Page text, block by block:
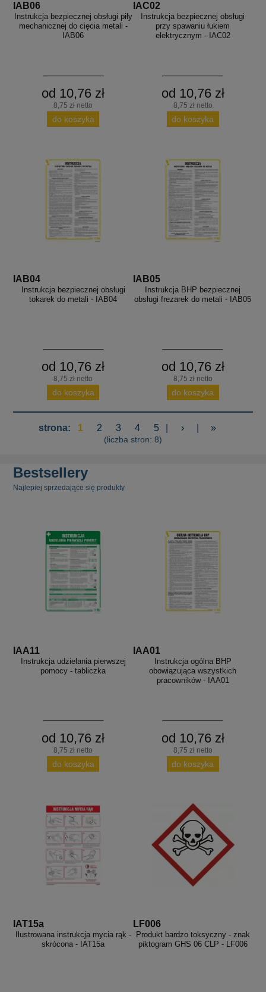
IAB06
Instrukcja bezpiecznej obsługi piły
mechanicznej do cięcia metali -
IAB06
od 10,76 zł
8,75 zł netto
do koszyka
IAC02
Instrukcja bezpiecznej obsługi
przy spawaniu łukiem
elektrycznym - IAC02
od 10,76 zł
8,75 zł netto
do koszyka
IAB04
Instrukcja bezpiecznej obsługi
tokarek do metali - IAB04
od 10,76 zł
8,75 zł netto
do koszyka
IAB05
Instrukcja BHP bezpiecznej
obsługi frezarek do metali - IAB05
od 10,76 zł
8,75 zł netto
do koszyka
strona: 1 2 3 4 5 › »
(liczba stron: 8)
Bestsellery
Najlepiej sprzedające się produkty
IAA11
Instrukcja udzielania pierwszej
pomocy - tabliczka
od 10,76 zł
8,75 zł netto
do koszyka
IAA01
Instrukcja ogólna BHP
obowiązująca wszystkich
pracowników - IAA01
od 10,76 zł
8,75 zł netto
do koszyka
IAT15a
Ilustrowana instrukcja mycia rąk -
skrócona - IAT15a
LF006
Produkt bardzo toksyczny - znak
piktogram GHS 06 CLP - LF006